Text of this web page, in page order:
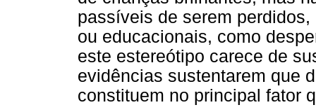
passíveis de serem
ou educacionais, como
este estereótipo carece de
evidências sustentarem que
constituem no principal fator